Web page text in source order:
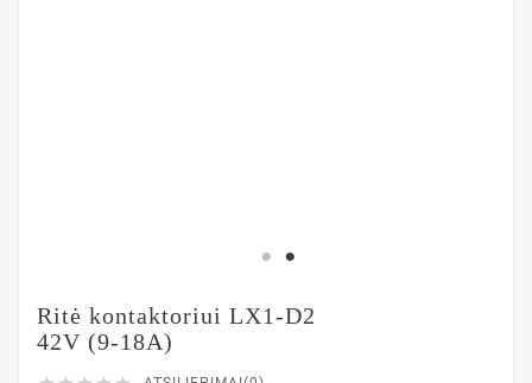
Ritė kontaktoriui LX1-D2
42V (9-18A)